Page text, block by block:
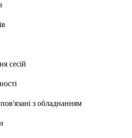
сесій
з обладнанням